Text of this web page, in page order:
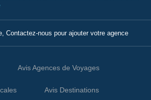
Contactez-nous pour ajouter votre agence
Avis Agences de Voyages
Avis Destinations